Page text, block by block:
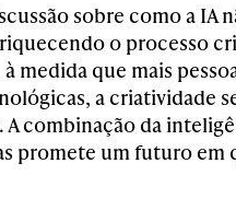
sobre como a IA
o processo
medida que mais
a criatividade
A combinação da
promete um futuro em